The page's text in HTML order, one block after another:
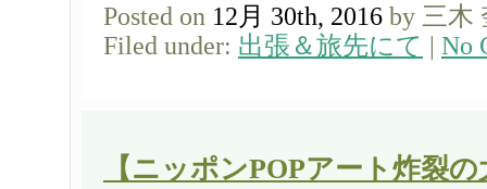
Posted on 12月 30th, 2016 by 三木
Filed under: 出張＆旅先にて | No
【ニッポンPOPアート炸裂